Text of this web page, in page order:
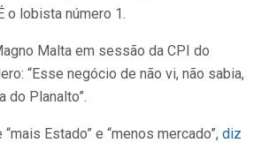
o lobista número 1.
Malta em sessão da CPI do
“Esse negócio de não vi, não sabia,
do Planalto”.
Estado” e “menos mercado”, diz